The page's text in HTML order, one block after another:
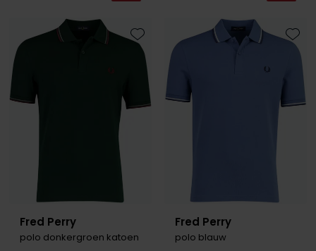
Replay
Slater
State of Art
Superdry
Fred Perry
polo donkergroen katoen
Toevoegen aan favorieten
Fred Perry
polo blauw